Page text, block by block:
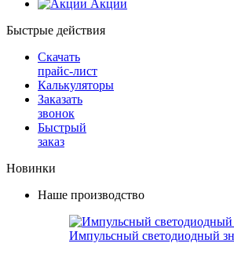
Акции
Быстрые действия
Скачать
прайс-лист
Калькуляторы
Заказать
звонок
Быстрый
заказ
Новинки
Наше производство
Импульсный светодиодный